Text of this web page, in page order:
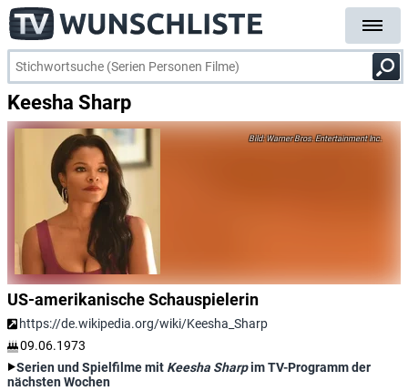
Keesha Sharp
Warner Bros. Entertainment Inc.
US-amerikanische Schauspielerin
https://de.wikipedia.org/wiki/Keesha_Sharp
09.06.1973
Serien und Spielfilme mit Keesha Sharpim TV-Programm der
nächsten Wochen